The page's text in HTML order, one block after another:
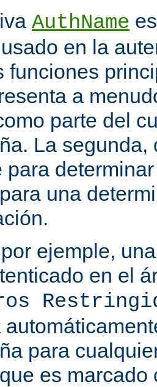
AuthName
en la
funciones
a
parte del
La
para
una
ejemple,
en el
para
es marcado